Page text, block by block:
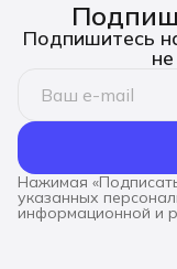
Подпишитесь
Нажимая
указанных
информационной и